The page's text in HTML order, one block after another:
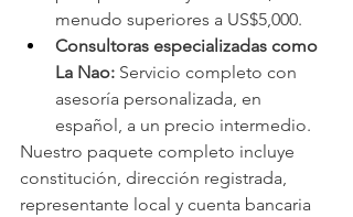
menudo superiores a US$5,000.
Consultoras especializadas como
La Nao: Servicio completo con
asesoría personalizada, en
español, a un precio intermedio.
Nuestro paquete completo incluye
constitución, dirección registrada,
representante local y cuenta bancaria